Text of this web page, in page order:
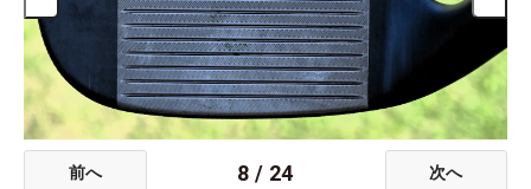
前へ 8 / 24 次へ